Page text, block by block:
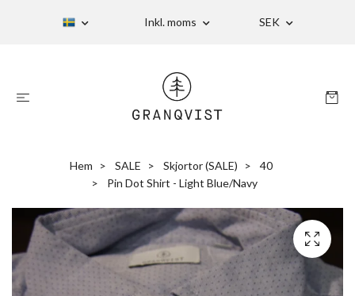
Inkl. moms SEK
Hem SALE Skjortor (SALE)
40
Pin Dot Shirt - Light Blue/Navy